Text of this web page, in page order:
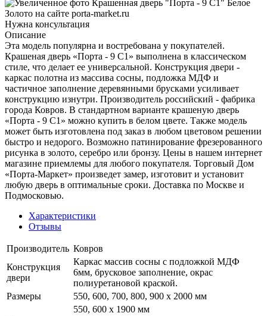
Нужна консультация
Описание
Эта модель популярна и востребована у покупателей.
Крашеная дверь «Порта - 9 С1» выполнена в классическом
стиле, что делает ее универсальной. Конструкция двери -
каркас полотна из массива сосны, подложка МДФ и
частичное заполнение деревянными брусками усиливает
конструкцию изнутри. Производитель российский - фабрика
города Ковров. В стандартном варианте крашеную дверь
«Порта - 9 С1» можно купить в белом цвете. Также модель
может быть изготовлена под заказ в любом цветовом решении
быстро и недорого. Возможно патинирование фрезерованного
рисунка в золото, серебро или бронзу. Цены в нашем интернет
магазине приемлемы для любого покупателя. Торговый Дом
«Порта-Маркет» произведет замер, изготовит и установит
любую дверь в оптимальные сроки. Доставка по Москве и
Подмосковью.
Характеристики
Отзывы
Производитель Ковров
Конструкция
двери
Каркас массив сосны с подложкой МДФ
6мм, брусковое заполнение, окрас
полиуретановой краской.
Размеры
550, 600, 700, 800, 900 x 2000 мм
550, 600 х 1900 мм